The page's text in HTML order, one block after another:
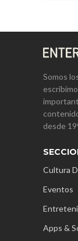
Somos
desde
Cultura
Eventos
Apps &